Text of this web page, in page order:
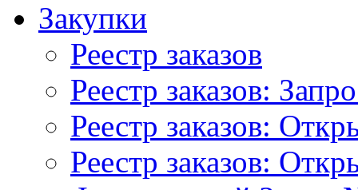
Закупки
Реестр заказов
Реестр заказов:
Реестр заказов:
Реестр заказов: